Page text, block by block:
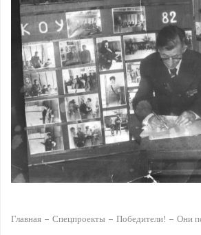
Главная Спецпроекты Победители! Они